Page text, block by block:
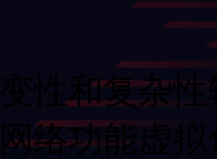
和复杂性较
络功能虚